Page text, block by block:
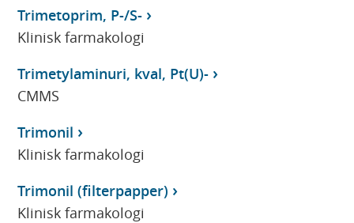
Trimetoprim, P-/S-
Klinisk farmakologi
Trimetylaminuri, kval, Pt(U)-
CMMS
Trimonil
Klinisk farmakologi
Trimonil (filterpapper)
Klinisk farmakologi